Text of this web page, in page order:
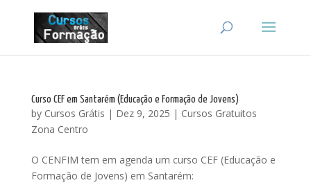
Curso CEF em Santarém (Educação e Formação de Jovens)
by Cursos Grátis | Dez 9, 2025 | Cursos Gratuitos
Zona Centro
O CENFIM tem em agenda um curso CEF (Educação e
Formação de Jovens) em Santarém: